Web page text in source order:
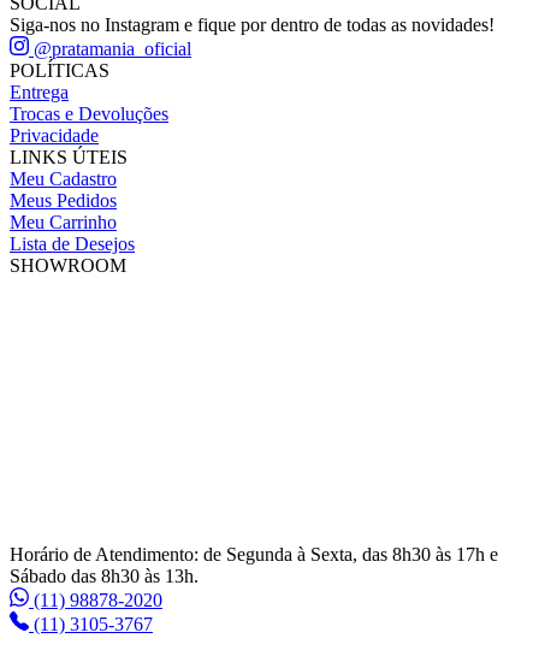
Siga-nos no Instagram e fique por dentro de todas as novidades!
@pratamania_oficial
POLÍTICAS
Entrega
Trocas e Devoluções
Privacidade
LINKS ÚTEIS
Meu Cadastro
Meus Pedidos
Meu Carrinho
Lista de Desejos
SHOWROOM
Horário de Atendimento: de Segunda à Sexta, das 8h30 às 17h e
Sábado das 8h30 às 13h.
(11) 98878-2020
(11) 3105-3767